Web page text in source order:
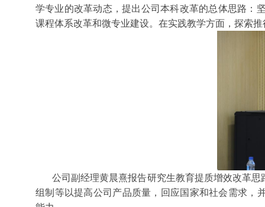
学专业的改革动态，提出公司本科改革的总体思路：
课程体系改革和微专业建设。在实践教学方面，探索
公司副经理黄晨熹报告研究生教育提质增效改革
组制等以提高公司产品质量，回应国家和社会需求，